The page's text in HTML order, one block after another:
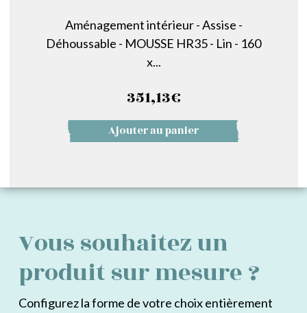
Aménagement intérieur - Assise -
Déhoussable - MOUSSE HR35 - Lin - 160
x...
351,13€
Ajouter au panier
Vous souhaitez un
produit sur mesure ?
Configurez la forme de votre choix entièrement